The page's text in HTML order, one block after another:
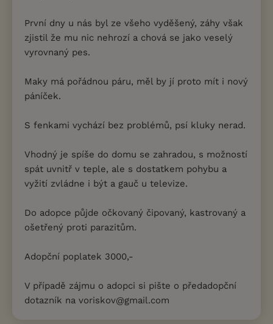
První dny u nás byl ze všeho vyděšený, záhy však
zjistil že mu nic nehrozí a chová se jako veselý
vyrovnaný pes.
Maky má pořádnou páru, měl by jí proto mít i nový
páníček.
S fenkami vychází bez problémů, psí kluky nerad.
Vhodný je spíše do domu se zahradou, s možností
spát uvnitř v teple, ale s dostatkem pohybu a
vyžití zvládne i být a gauč u televize.
Do adopce půjde očkovaný čipovaný, kastrovaný a
ošetřený proti parazitům.
Adopční poplatek 3000,-
V případě zájmu o adopci si pište o předadopční
dotazník na voriskov@gmail.com